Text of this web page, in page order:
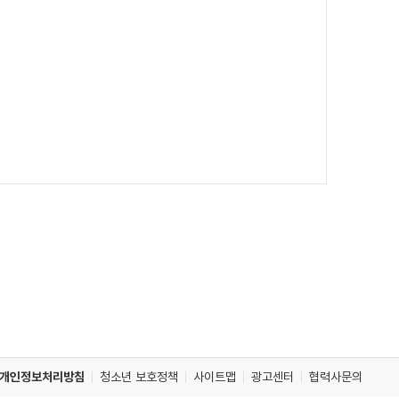
개인정보처리방침 청소년 보호정책 사이트맵 광고센터 협력사문의